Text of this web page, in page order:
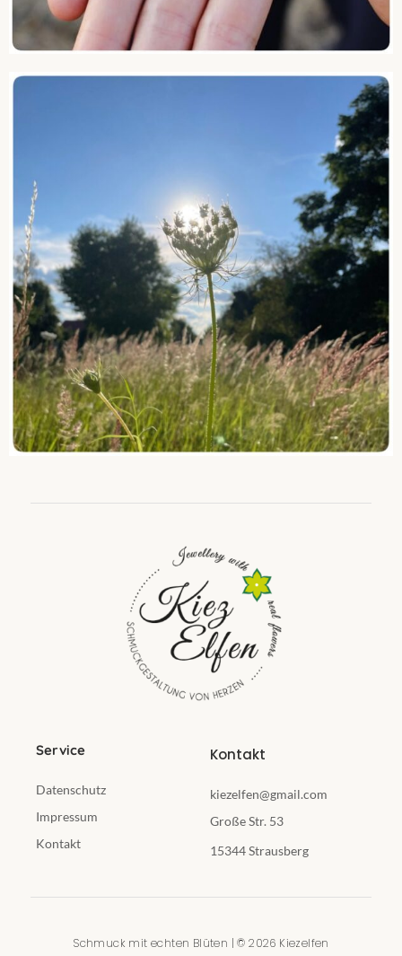
Service
Datenschutz
Impressum
Kontakt
Kontakt
kiezelfen@gmail.com
Große Str. 53
15344 Strausberg
Schmuck mit echten Blüten | © 2026 Kiezelfen